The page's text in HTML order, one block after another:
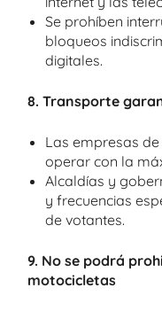
Se prohíben
bloqueos
digitales.
8. Transporte
Las empresas
operar con la
Alcaldías y
y frecuencias
de votantes.
9. No se podrá
motocicletas